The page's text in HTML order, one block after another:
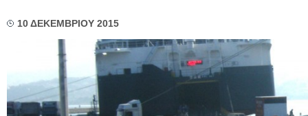
10 ΔΕΚΕΜΒΡΙΟΥ 2015